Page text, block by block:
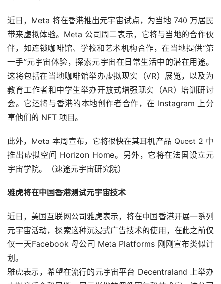
疑爱情故事。”（速途元宇宙研究院）
奇瑞汽车推出元宇宙主题限量版系列数字藏品
6 月 14 日，奇瑞汽车推出元宇宙主题限量版系列数字藏
品。据悉，OMODA 5 元宇宙数字藏品发售将分为 4 个阶
段，共发布 4 个系列产品，分为欧萌达 OMODA 5 次元
版、欧萌达 OMODA 5 元宇宙版、欧萌达 OMODA 5 阿喜
版三个系列的 OMODA 5 元宇宙数字藏品盲盒以及最终可
合成的欧萌达 OMODA 5 首发纪念版。
用户集齐指定款式的欧萌达 OMODA 5 元宇宙数字改装
车，即可合成欧萌达首发纪念版数字藏品，并有机会兑换欧
萌达 OMODA 5 实车 1 年使用权。（速途元宇宙研究院）
音乐软件Spotify将收购AI语音平台Sonantic
6月13日，音乐软件Spotify发布声明称，将收购AI语音平台
Sonantic。声明指出“我们已确定在我们的平台上进行文字
转语音功能的数个潜在的机会。我们相信，从长远来看，高
质量的语音对增加我们的收听市场份额非常重要。”（速途